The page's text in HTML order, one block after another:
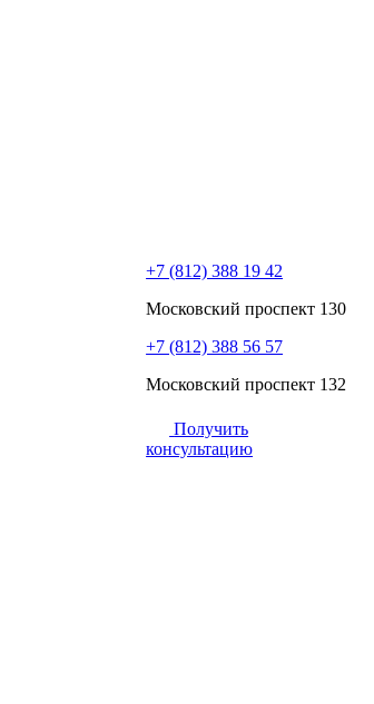
+7 (812) 388 19 42
Московский проспект 130
+7 (812) 388 56 57
Московский проспект 132
Получить
консультацию